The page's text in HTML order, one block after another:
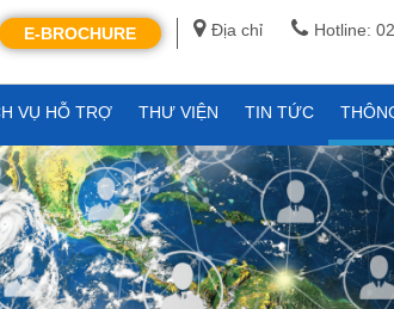
Địa chỉ Hotline:
E-BROCHURE
VỤ HỖ TRỢ THƯ VIỆN TIN TỨC